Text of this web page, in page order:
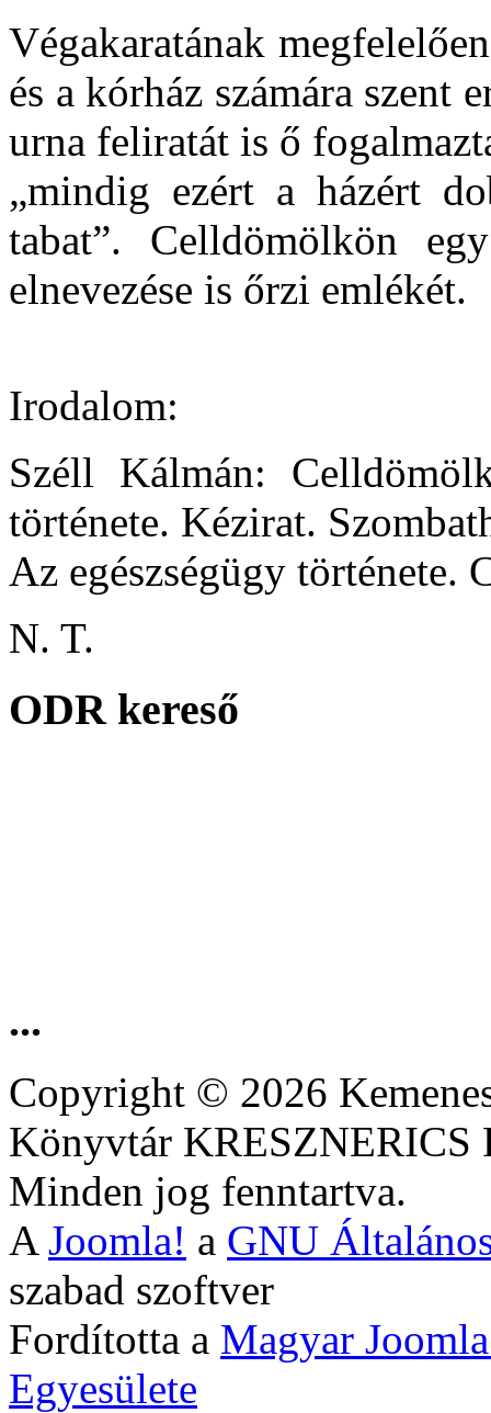
Végakaratának
és a kórház számára szent
urna feliratát is ő
„mindig ezért a házért
tabat”. Celldömölkön
elnevezése is őrzi emlékét.
Irodalom:
Széll Kálmán:
története. Kézirat.
Az egészségügy
N. T.
ODR kereső
...
Copyright © 2026
Könyvtár
Minden jog fenntartva.
A Joomla! a GNU
szabad szoftver
Fordította a Magyar
Egyesülete